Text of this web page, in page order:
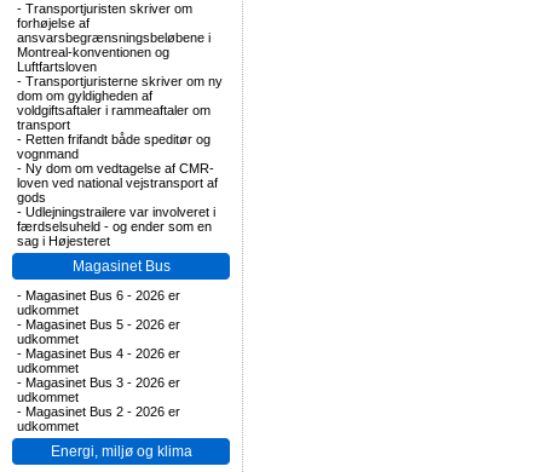
- Transportjuristen skriver om
forhøjelse af
ansvarsbegrænsningsbeløbene i
Montreal-konventionen og
Luftfartsloven
- Transportjuristerne skriver om ny
dom om gyldigheden af
voldgiftsaftaler i rammeaftaler om
transport
- Retten frifandt både speditør og
vognmand
- Ny dom om vedtagelse af CMR-
loven ved national vejstransport af
gods
- Udlejningstrailere var involveret i
færdselsuheld - og ender som en
sag i Højesteret
Magasinet Bus
- Magasinet Bus 6 - 2026 er
udkommet
- Magasinet Bus 5 - 2026 er
udkommet
- Magasinet Bus 4 - 2026 er
udkommet
- Magasinet Bus 3 - 2026 er
udkommet
- Magasinet Bus 2 - 2026 er
udkommet
Energi, miljø og klima